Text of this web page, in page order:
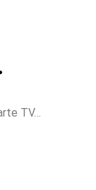
TV…